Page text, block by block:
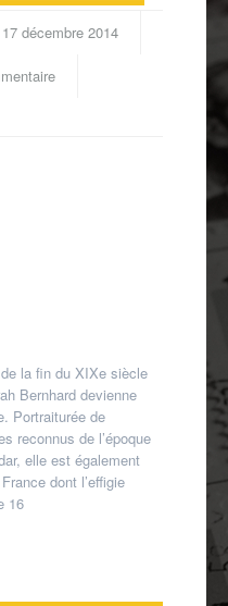
17 décembre 2014
la fin du XIXe siècle
Bernhard devienne
Portraiturée de
reconnus de l’époque
elle est également
dont l’effigie
16